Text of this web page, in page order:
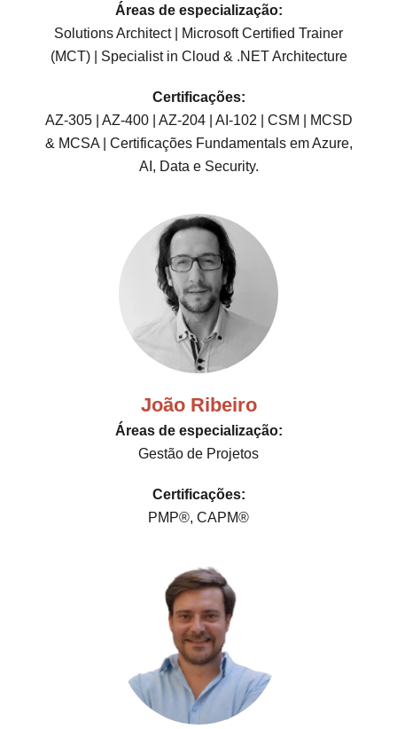
Áreas de especialização:
Solutions Architect | Microsoft Certified Trainer
(MCT) | Specialist in Cloud & .NET Architecture
Certificações:
AZ-305 | AZ-400 | AZ-204 | AI-102 | CSM | MCSD
& MCSA | Certificações Fundamentals em Azure,
AI, Data e Security.
João Ribeiro
Áreas de especialização:
Gestão de Projetos
Certificações:
PMP®, CAPM®